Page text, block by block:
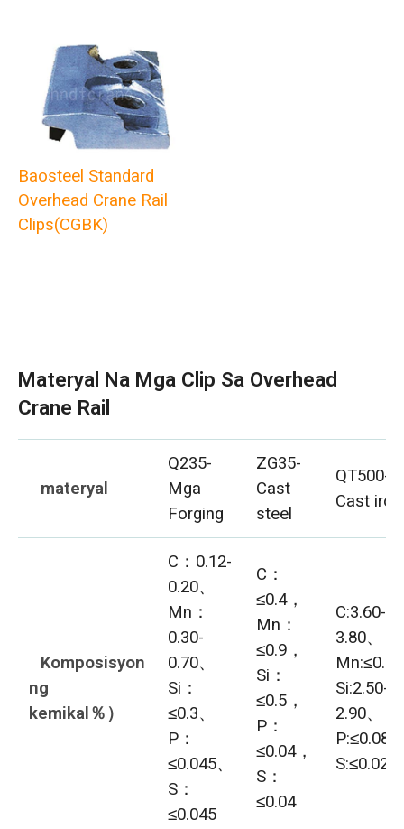
Baosteel Standard
Overhead Crane Rail
Clips(CGBK)
Materyal Na Mga Clip Sa Overhead
Crane Rail
materyal
Q235-
Mga
Forging
ZG35-
Cast
steel
QT500-7-
Cast iron
Komposisyon
ng
kemikal％）
C：0.12-
0.20、
Mn：
0.30-
0.70、
Si：
≤0.3、
P：
≤0.045、
S：
≤0.045
C：
≤0.4，
Mn：
≤0.9，
Si：
≤0.5，
P：
≤0.04，
S：
≤0.04
C:3.60-
3.80、
Mn:≤0.6
Si:2.50-
2.90、
P:≤0.08
S:≤0.025